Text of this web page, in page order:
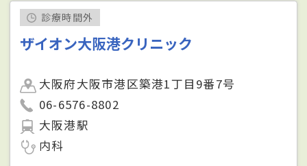
診療時間外
ザイオン大阪港クリニック
大阪府大阪市港区築港1丁目9番7号
06-6576-8802
大阪港駅
内科